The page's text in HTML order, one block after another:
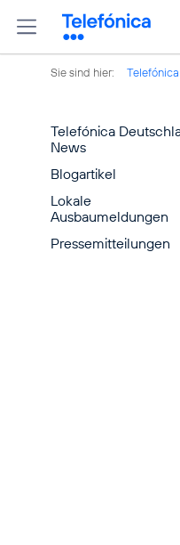
Sie sind hier:
Telefónica
News
Blogartikel
Lokale
Ausbaumeldungen
Pressemitteilungen